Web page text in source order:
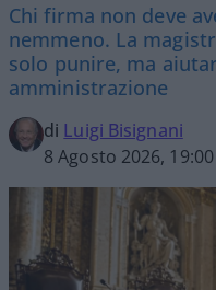
Chi firma non deve
nemmeno. La
solo punire, ma
amministrazione
di Luigi Bisignani
8 Agosto 2026, 19:00